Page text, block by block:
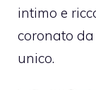
intimo e
coronato
unico.